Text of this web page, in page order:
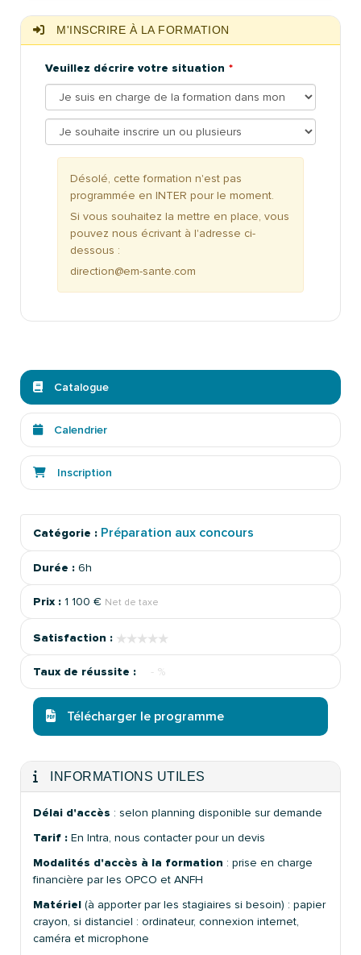
M'INSCRIRE À LA FORMATION
Veuillez décrire votre situation
Désolé, cette formation n'est pas
programmée en INTER pour le moment.
Si vous souhaitez la mettre en place, vous
pouvez nous écrivant à l'adresse ci-
dessous :
direction@em-sante.com
Catalogue
Calendrier
Inscription
Catégorie : Préparation aux concours
Durée : 6h
Prix : 1 100 € Net de taxe
Satisfaction : ★★★★★
★★★★★
Taux de réussite : - %
Télécharger le programme
INFORMATIONS UTILES
Délai d'accès : selon planning disponible sur demande
Tarif : En Intra, nous contacter pour un devis
Modalités d'accès à la formation : prise en charge
financière par les OPCO et ANFH
Matériel (à apporter par les stagiaires si besoin) : papier
crayon, si distanciel : ordinateur, connexion internet,
caméra et microphone